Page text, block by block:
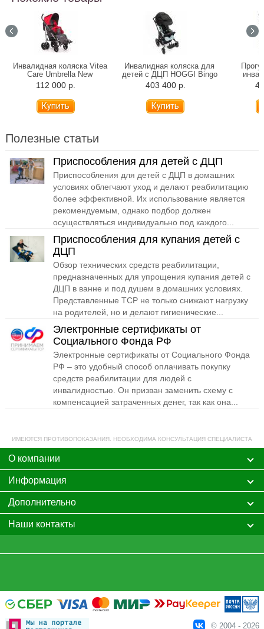
Инвалидная коляска Vitea
Care Umbrella New
112 000 р.
Инвалидная коляска для
детей с ДЦП HOGGI Bingo
Evolution прогулочная
403 400 р.
Полезные статьи
Приспособления для детей с ДЦП
Приспособления для детей с ДЦП в домашних
условиях облегчают уход и делают реабилитацию
более эффективной. Их использование является
рекомендуемым, однако подбор должен
осуществляться индивидуально под каждого...
Приспособления для купания детей с
ДЦП
Обзор технических средств реабилитации,
предназначенных для упрощения купания детей с
ДЦП в ванне и под душем в домашних условиях.
Представленные ТСР не только снижают нагрузку
на родителей, но и делают гигиенические...
Электронные сертификаты от
Социального Фонда РФ
Электронные сертификаты от Социального Фонда
РФ – это удобный способ оплачивать покупку
средств реабилитации для людей с
инвалидностью. Он призван заменить схему с
компенсацией затраченных денег, так как она...
ИМЕЮТСЯ ПРОТИВОПОКАЗАНИЯ. НЕОБХОДИМА КОНСУЛЬТАЦИЯ СПЕЦИАЛИСТА
О компании
Информация
Дополнительно
Наши контакты
© 2004 - 2026